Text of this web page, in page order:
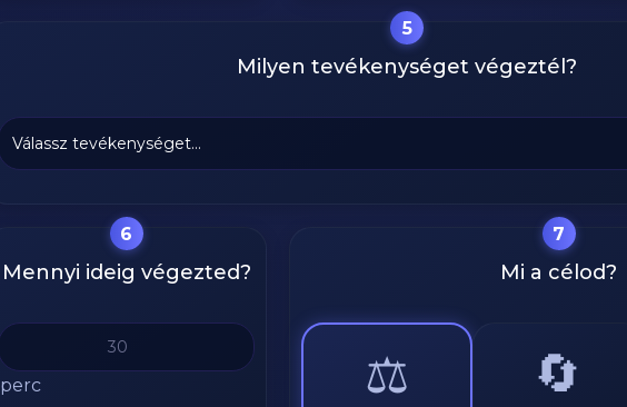
5
Milyen tevékenységet végeztél?
6
Mennyi ideig végezted?
perc
7
Mi a célod?
⚖️ 🔄